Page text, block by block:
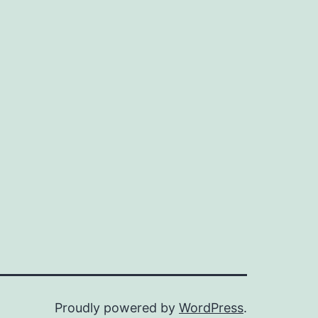
Proudly powered by WordPress.